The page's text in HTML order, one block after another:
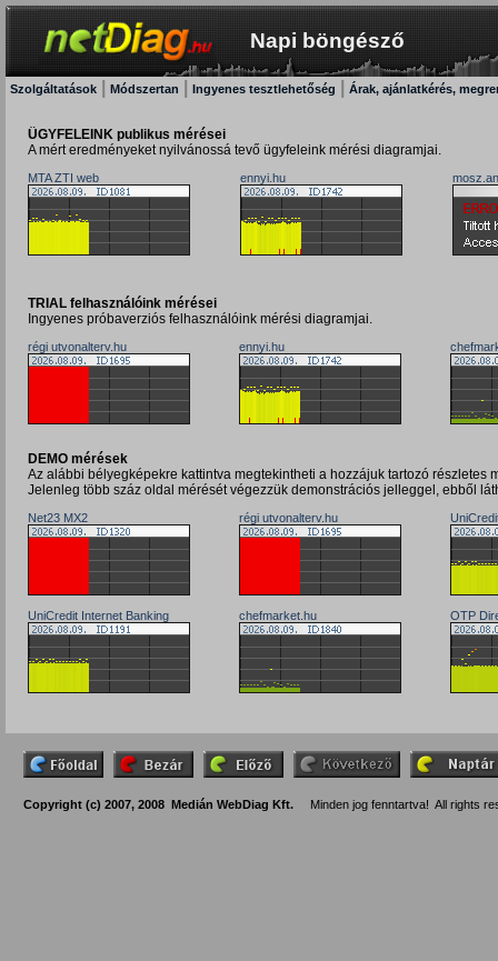
Napi böngésző
Szolgáltatások Módszertan Ingyenes tesztlehetőség Árak, ajánlatkérés,
ÜGYFELEINK publikus mérései
A mért eredményeket nyilvánossá tevő ügyfeleink mérési diagramjai.
MTA ZTI web ennyi.hu
TRIAL felhasználóink mérései
Ingyenes próbaverziós felhasználóink mérési diagramjai.
régi utvonalterv.hu ennyi.hu
DEMO mérések
Az alábbi bélyegképekre kattintva megtekintheti a hozzájuk tartozó részletes
Jelenleg több száz oldal mérését végezzük demonstrációs jelleggel, ebből
Net23 MX2 régi utvonalterv.hu
UniCredit Internet Banking chefmarket.hu OTP
Copyright (c) 2007, 2008 Medián WebDiag Kft. Minden jog fenntartva! All rights